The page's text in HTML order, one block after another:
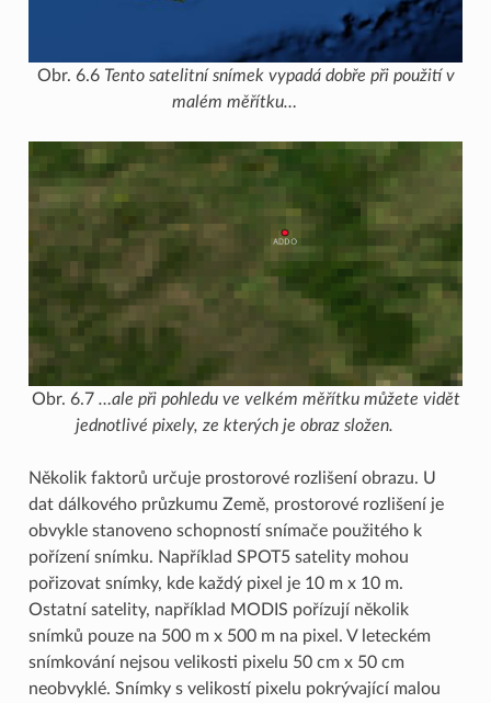
Obr. 6.6 Tento satelitní snímek vypadá dobře při použití v
malém měřítku…
Obr. 6.7 …ale při pohledu ve velkém měřítku můžete vidět
jednotlivé pixely, ze kterých je obraz složen.
Několik faktorů určuje prostorové rozlišení obrazu. U
dat dálkového průzkumu Země, prostorové rozlišení je
obvykle stanoveno schopností snímače použitého k
pořízení snímku. Například SPOT5 satelity mohou
pořizovat snímky, kde každý pixel je 10 m x 10 m.
Ostatní satelity, například MODIS pořízují několik
snímků pouze na 500 m x 500 m na pixel. V leteckém
snímkování nejsou velikosti pixelu 50 cm x 50 cm
neobvyklé. Snímky s velikostí pixelu pokrývající malou